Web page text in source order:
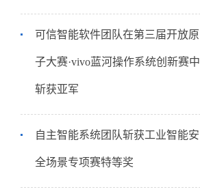
可信智能软件团队在第三届开放原
子大赛·vivo蓝河操作系统创新赛中
斩获亚军
自主智能系统团队斩获工业智能安
全场景专项赛特等奖